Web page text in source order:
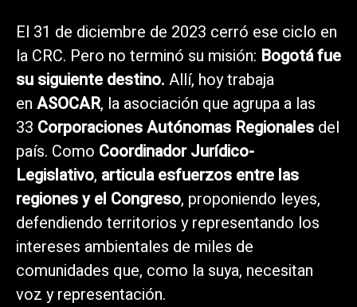
El 31 de diciembre de 2023 cerró ese ciclo en
la CRC. Pero no terminó su misión: Bogotá fue
su siguiente destino. Allí, hoy trabaja
en ASOCAR, la asociación que agrupa a las
33 Corporaciones Autónomas Regionales del
país. Como Coordinador Jurídico-
Legislativo, articula esfuerzos entre las
regiones y el Congreso, proponiendo leyes,
defendiendo territorios y representando los
intereses ambientales de miles de
comunidades que, como la suya, necesitan
voz y representación.